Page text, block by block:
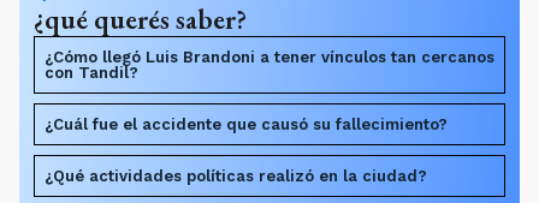
¿qué querés saber?
¿Cómo llegó Luis Brandoni a tener vínculos tan cercanos
con Tandil?
¿Cuál fue el accidente que causó su fallecimiento?
¿Qué actividades políticas realizó en la ciudad?